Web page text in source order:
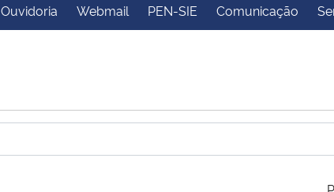
Ministério do
Controladoria-Geral da
Ouvidoria Webmail PEN-SIE Comunicação